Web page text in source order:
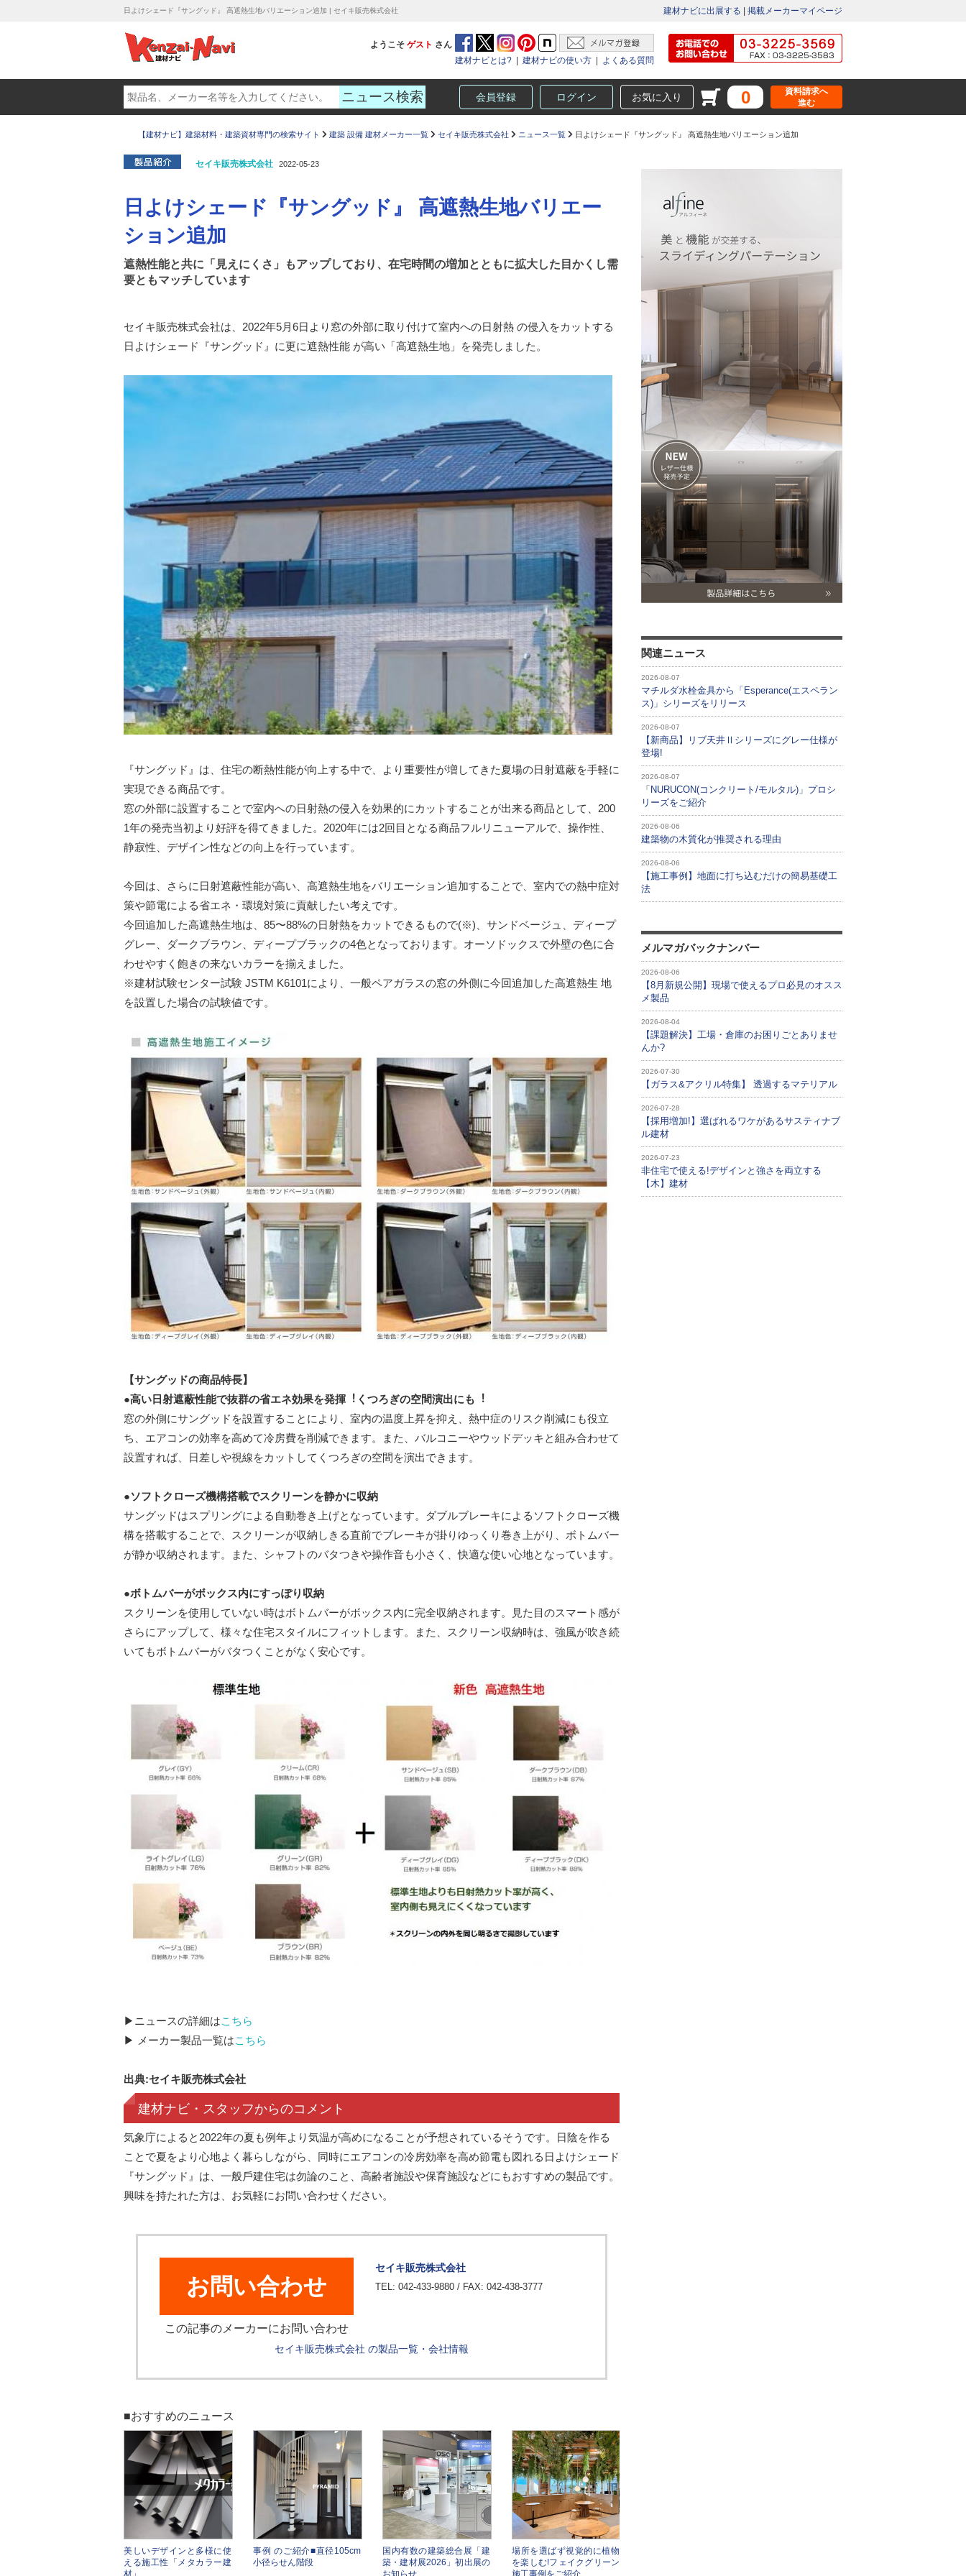
⽇よけシェード『サングッド』 ⾼遮熱⽣地バリエーション追加 | セイキ販売株式会社 建材ナビに出展する 掲載メーカーマイページ
ようこそ ゲスト さん
建材ナビとは?
建材ナビの使い方 よくある質問
会員登録 ログイン お気に入り 0
資料請求へ
進む
【建材ナビ】建築材料・建築資材専門の検索サイト 建築 設備 建材メーカー一覧 セイキ販売株式会社 ニュース一覧 ⽇よけシェード『サングッド』 ⾼遮熱⽣地バリエーション追加
セイキ販売株式会社 2022-05-23
⽇よけシェード『サングッド』 ⾼遮熱⽣地バリエー
ション追加
遮熱性能と共に「⾒えにくさ」もアップしており、在宅時間の増加とともに拡⼤した⽬かくし需
要ともマッチしています
セイキ販売株式会社は、2022年5⽉6⽇より窓の外部に取り付けて室内への⽇射熱 の侵⼊をカットする
⽇よけシェード『サングッド』に更に遮熱性能 が⾼い「⾼遮熱⽣地」を発売しました。
『サングッド』は、住宅の断熱性能が向上する中で、より重要性が増してきた夏場の⽇射遮蔽を⼿軽に
実現できる商品です。
窓の外部に設置することで室内への⽇射熱の侵⼊を効果的にカットすることが出来る商品として、200
1年の発売当初より好評を得てきました。2020年には2回⽬となる商品フルリニューアルで、操作性、
静寂性、デザイン性などの向上を⾏っています。
今回は、さらに⽇射遮蔽性能が⾼い、⾼遮熱⽣地をバリエーション追加することで、室内での熱中症対
策や節電による省エネ・環境対策に貢献したい考えです。
今回追加した⾼遮熱⽣地は、85〜88%の⽇射熱をカットできるもので(※)、サンドベージュ、ディープ
グレー、ダークブラウン、ディープブラックの4⾊となっております。オーソドックスで外壁の⾊に合
わせやすく飽きの来ないカラーを揃えました。
※建材試験センター試験 JSTM K6101により、⼀般ペアガラスの窓の外側に今回追加した⾼遮熱⽣ 地
を設置した場合の試験値です。
【サングッドの商品特⻑】
●⾼い⽇射遮蔽性能で抜群の省エネ効果を発揮︕くつろぎの空間演出にも︕
窓の外側にサングッドを設置することにより、室内の温度上昇を抑え、熱中症のリスク削減にも役⽴
ち、エアコンの効率を⾼めて冷房費を削減できます。また、バルコニーやウッドデッキと組み合わせて
設置すれば、⽇差しや視線をカットしてくつろぎの空間を演出できます。
●ソフトクローズ機構搭載でスクリーンを静かに収納
サングッドはスプリングによる⾃動巻き上げとなっています。ダブルブレーキによるソフトクローズ機
構を搭載することで、スクリーンが収納しきる直前でブレーキが掛りゆっくり巻き上がり、ボトムバー
が静か収納されます。また、シャフトのバタつきや操作⾳も⼩さく、快適な使い⼼地となっています。
●ボトムバーがボックス内にすっぽり収納
スクリーンを使⽤していない時はボトムバーがボックス内に完全収納されます。⾒た⽬のスマート感が
さらにアップして、様々な住宅スタイルにフィットします。また、スクリーン収納時は、強⾵が吹き続
いてもボトムバーがバタつくことがなく安⼼です。
▶ニュースの詳細はこちら
▶ メーカー製品一覧はこちら
出典:セイキ販売株式会社
建材ナビ・スタッフからのコメント
気象庁によると2022年の夏も例年より気温が⾼めになることが予想されているそうです。⽇陰を作る
ことで夏をより⼼地よく暮らしながら、同時にエアコンの冷房効率を⾼め節電も図れる⽇よけシェード
『サングッド』は、⼀般⼾建住宅は勿論のこと、⾼齢者施設や保育施設などにもおすすめの製品です。
興味を持たれた方は、お気軽にお問い合わせください。
お問い合わせ
この記事のメーカーにお問い合わせ
セイキ販売株式会社
TEL: 042-433-9880 / FAX: 042-438-3777
セイキ販売株式会社 の製品一覧・会社情報
■おすすめのニュース
美しいデザインと多様に使
える施工性「メタカラー建
材」
事例 のご紹介■直径105cm
小径らせん階段
国内有数の建築総合展「建
築・建材展2026」初出展の
お知らせ
場所を選ばず視覚的に植物
を楽しむ!フェイクグリーン
施工事例をご紹介
関連ニュース
2026-08-07
マチルダ水栓金具から「Esperance(エスペラン
ス)」シリーズをリリース
2026-08-07
【新商品】リブ天井Ⅱシリーズにグレー仕様が
登場!
2026-08-07
「NURUCON(コンクリート/モルタル)」プロシ
リーズをご紹介
2026-08-06
建築物の木質化が推奨される理由
2026-08-06
【施工事例】地面に打ち込むだけの簡易基礎工
法
メルマガバックナンバー
2026-08-06
【8月新規公開】現場で使えるプロ必見のオスス
メ製品
2026-08-04
【課題解決】工場・倉庫のお困りごとありませ
んか?
2026-07-30
【ガラス&アクリル特集】 透過するマテリアル
2026-07-28
【採用増加!】選ばれるワケがあるサスティナブ
ル建材
2026-07-23
非住宅で使える!デザインと強さを両立する
【木】建材